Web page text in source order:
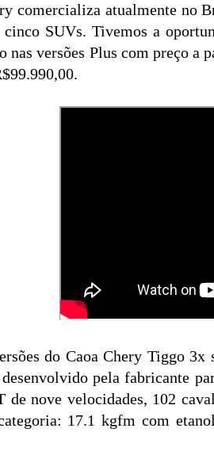
comercializa atualmente no
cinco SUVs. Tivemos a
nas versões Plus com preço a
do Caoa Chery Tiggo
pela fabricante
de nove velocidades, 102
17.1 kgfm com